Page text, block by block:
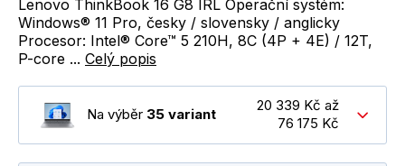
Lenovo ThinkBook 16 G8 IRL Operační systém:
Windows® 11 Pro, česky / slovensky / anglicky
Procesor: Intel® Core™ 5 210H, 8C (4P + 4E) / 12T,
P-core ... Celý popis
Na výběr 35 variant
20 339 Kč až
76 175 Kč